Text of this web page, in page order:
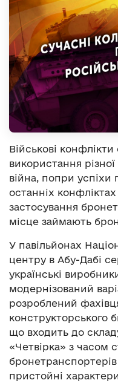
Військові
використання різної
війна, попри
останніх
застосування
місце займають
У павільйонах
центру в Абу-Дабі
українські
модернізований
розроблений
конструкторського
що входить до
«Четвірка» з часом
пристойні